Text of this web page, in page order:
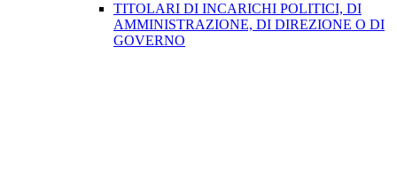
TITOLARI DI INCARICHI POLITICI, DI
AMMINISTRAZIONE, DI DIREZIONE O DI
GOVERNO